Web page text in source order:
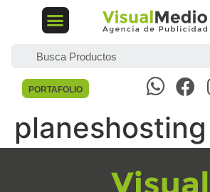
PORTAFOLIO
planeshosting